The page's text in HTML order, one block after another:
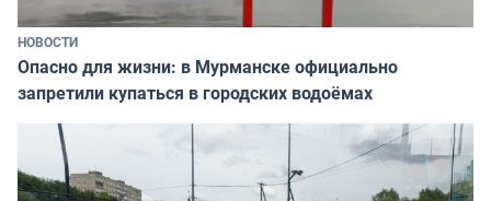
НОВОСТИ
Опасно для жизни: в Мурманске официально
запретили купаться в городских водоёмах